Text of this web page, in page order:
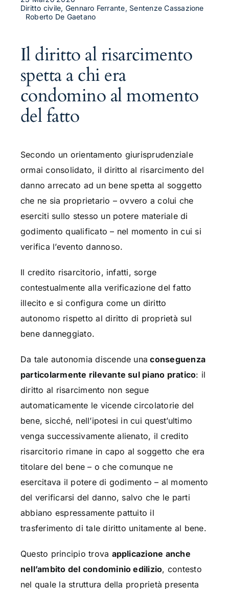
Diritto civile, Gennaro Ferrante, Sentenze Cassazione
Roberto De Gaetano
Il diritto al risarcimento
spetta a chi era
condomino al momento
del fatto
Secondo un orientamento giurisprudenziale
ormai consolidato, il diritto al risarcimento del
danno arrecato ad un bene spetta al soggetto
che ne sia proprietario – ovvero a colui che
eserciti sullo stesso un potere materiale di
godimento qualificato – nel momento in cui si
verifica l’evento dannoso.
Il credito risarcitorio, infatti, sorge
contestualmente alla verificazione del fatto
illecito e si configura come un diritto
autonomo rispetto al diritto di proprietà sul
bene danneggiato.
Da tale autonomia discende una conseguenza
particolarmente rilevante sul piano pratico: il
diritto al risarcimento non segue
automaticamente le vicende circolatorie del
bene, sicché, nell’ipotesi in cui quest’ultimo
venga successivamente alienato, il credito
risarcitorio rimane in capo al soggetto che era
titolare del bene – o che comunque ne
esercitava il potere di godimento – al momento
del verificarsi del danno, salvo che le parti
abbiano espressamente pattuito il
trasferimento di tale diritto unitamente al bene.
Questo principio trova applicazione anche
nell’ambito del condominio edilizio, contesto
nel quale la struttura della proprietà presenta